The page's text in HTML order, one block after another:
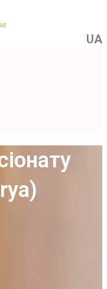
UА